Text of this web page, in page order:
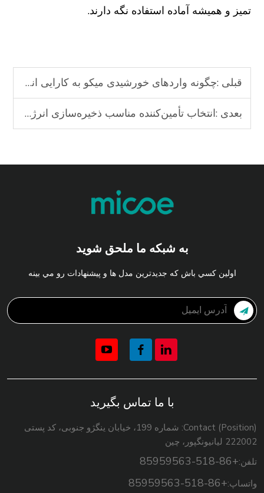
تمیز و همیشه آماده استفاده نگه دارند.
قبلی :چگونه واردهای خورشیدی میکو به کارایی انرژی خورشیدی شما کمک می‌کند
بعدی :انتخاب تأمین‌کننده مناسب ذخیره‌سازی انرژی برای خانه‌ی خورشیدی شما
به شبکه ما ملحق شوید
اولين کسي باش که جديدترين مدل ها و پيشنهادات رو مي بينه
با ما تماس بگیرید
Contact (Position): شماره 199، خیابان ینگژو جنوبی، کد پستی
222002 لیانیونگپور، چین
تلفن:+86-518-85959563
واتساپ:+86-518-85959563